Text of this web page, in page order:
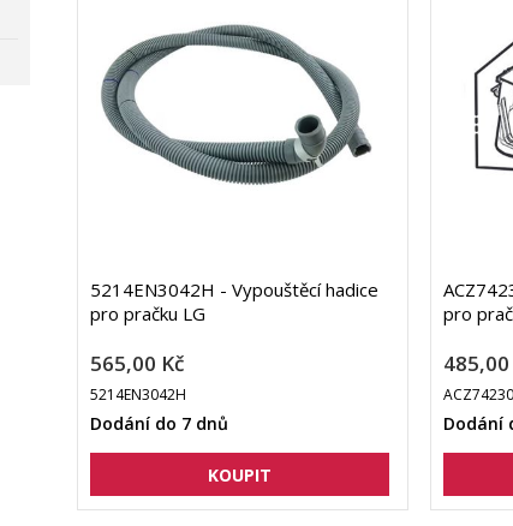
5214EN3042H - Vypouštěcí hadice
pro pračku LG
565,00 Kč
5214EN3042H
Dodání do 7 dnů
pro
485,00
Dodání